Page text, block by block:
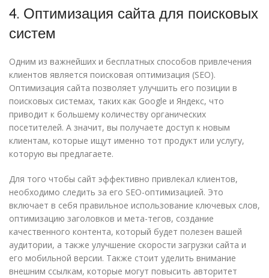
4. Оптимизация сайта для поисковых
систем
Одним из важнейших и бесплатных способов привлечения
клиентов является поисковая оптимизация (SEO).
Оптимизация сайта позволяет улучшить его позиции в
поисковых системах, таких как Google и Яндекс, что
приводит к большему количеству органических
посетителей. А значит, вы получаете доступ к новым
клиентам, которые ищут именно тот продукт или услугу,
которую вы предлагаете.
Для того чтобы сайт эффективно привлекал клиентов,
необходимо следить за его SEO-оптимизацией. Это
включает в себя правильное использование ключевых слов,
оптимизацию заголовков и мета-тегов, создание
качественного контента, который будет полезен вашей
аудитории, а также улучшение скорости загрузки сайта и
его мобильной версии. Также стоит уделить внимание
внешним ссылкам, которые могут повысить авторитет